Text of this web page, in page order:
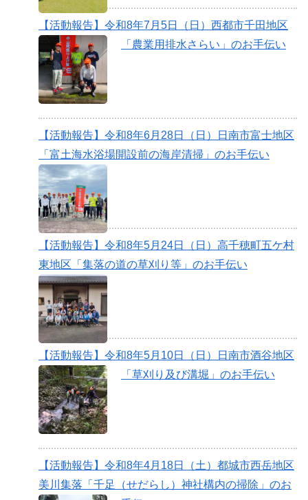
【活動報告】令和8年7月5日（日）西都市千田地区
「農業用排水さらい」のお手伝い
【活動報告】令和8年6月28日（日）日南市富士地区
「富土海水浴場開設前の海岸清掃」のお手伝い
【活動報告】令和8年5月24日（日）高千穂町五ケ村
東地区「集落の道の草刈り等」のお手伝い
【活動報告】令和8年5月10日（日）日南市酒谷地区
「草刈り及び溝堀」のお手伝い
【活動報告】令和8年4月18日（土）都城市西岳地区
美川集落「千足（せだらし）神社構内の掃除」のお